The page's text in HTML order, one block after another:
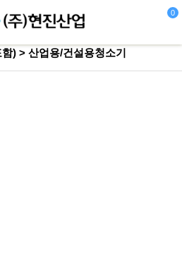
0
) > 산업용/건설용청소기